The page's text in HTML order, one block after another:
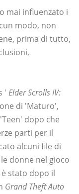
mai influenzato i
modo, non
prima di tutto,
' Elder Scrolls IV:
di 'Maturo',
dopo che
parti per il
alcuni file di
donne nel gioco
stato dopo il
Grand Theft Auto